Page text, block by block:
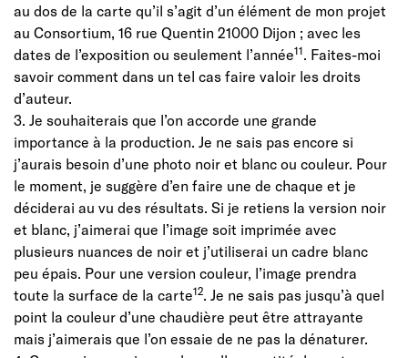
au dos de la carte qu’il s’agit d’un élément de mon projet
au Consortium, 16 rue Quentin 21000 Dijon ; avec les
dates de l’exposition ou seulement l’année11. Faites-moi
savoir comment dans un tel cas faire valoir les droits
d’auteur.
3. Je souhaiterais que l’on accorde une grande
importance à la production. Je ne sais pas encore si
j’aurais besoin d’une photo noir et blanc ou couleur. Pour
le moment, je suggère d’en faire une de chaque et je
déciderai au vu des résultats. Si je retiens la version noir
et blanc, j’aimerai que l’image soit imprimée avec
plusieurs nuances de noir et j’utiliserai un cadre blanc
peu épais. Pour une version couleur, l’image prendra
toute la surface de la carte12. Je ne sais pas jusqu’à quel
point la couleur d’une chaudière peut être attrayante
mais j’aimerais que l’on essaie de ne pas la dénaturer.